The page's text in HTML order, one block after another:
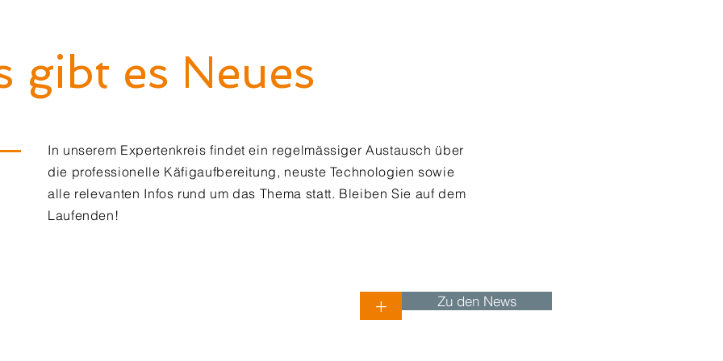
gibt es Neues
In unserem Expertenkreis findet ein regelmässiger Austausch über
die professionelle Käfigaufbereitung, neuste Technologien sowie
alle relevanten Infos rund um das Thema statt. Bleiben Sie auf dem
Laufenden!
+ Zu den News